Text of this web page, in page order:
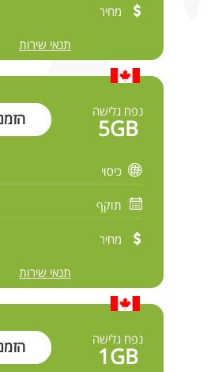
מחיר
תנאי שירות
נפח גלישה
5GB
כיסוי
תוקף
מחיר
תנאי שירות
נפח גלישה
1GB